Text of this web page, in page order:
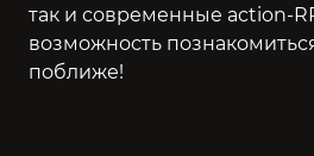
так и современные action-
возможность
поближе!